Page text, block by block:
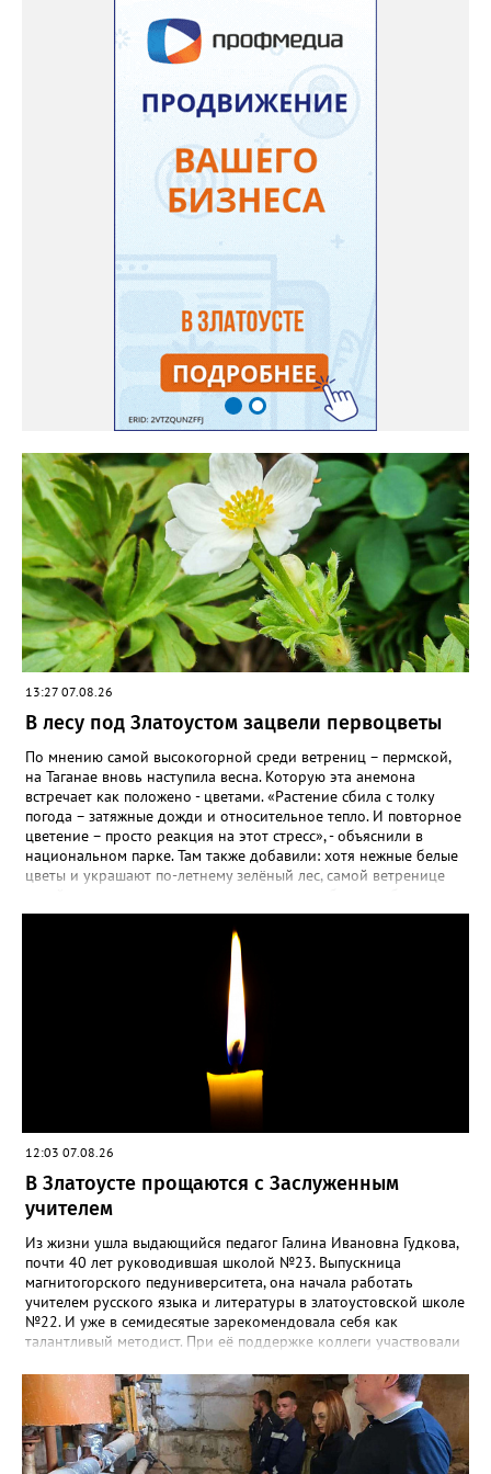
дома Екатерина Бойко. – Посадила вдоль забора, потому что
низины этот цветок не любит. Вот уже второй год растет и
радует меня. Соседи просят саженцы: аромат и до них
доносится. В конце лета собираю лаванду в пучки, сушу –
получаются букеты и саше одновременно. Лаванда широко
используется и в кулинарии». Семена, отметила собеседница
нашего портала, у неё были сорта «Вознесенская узколистная».
Только она хорошо зимует без укрытия. Всхожесть оказалась
на удивление хорошей: из пяти семян из каждой пачки четыре
взошли даже без стратификации. После покупки (по весне)
садовод советует сразу убрать семена в холодильник на два
месяца, а место посадки - мульчировать мелкой корой. Семена
самосевом в ней отлично прорастают. Если иногда срезать
сухие цветы и стряхивать семена вокруг куртины, лаванда
весной прорастет сама. Ещё один секрет – этот символ
Прованса не любит «вкусную» почву. Добавляйте в посадочную
яму гравий и песок – требуется хороший дренаж. В первый год
Екатерина рекомендует цветы убирать, чтобы силы куста
пошли на наращивание корневой системы. А со второго года
пусть лаванда цветёт во всю силу! Фото: Екатерина Бойко,
специально для «Златоуст.инфо». Обсуждение новости здесь
ВКОНТАКТЕ https://vk.com/newszlatoust74
13:27 07.08.26
В лесу под Златоустом зацвели первоцветы
По мнению самой высокогорной среди ветрениц – пермской,
на Таганае вновь наступила весна. Которую эта анемона
встречает как положено - цветами. «Растение сбила с толку
погода – затяжные дожди и относительное тепло. И повторное
цветение – просто реакция на этот стресс», - объяснили в
национальном парке. Там также добавили: хотя нежные белые
цветы и украшают по-летнему зелёный лес, самой ветренице
силы перед долгой зимовкой.
12:03 07.08.26
В Златоусте прощаются с Заслуженным
учителем
Из жизни ушла выдающийся педагог Галина Ивановна Гудкова,
почти 40 лет руководившая школой №23. Выпускница
магнитогорского педуниверситета, она начала работать
учителем русского языка и литературы в златоустовской школе
№22. И уже в семидесятые зарекомендовала себя как
талантливый методист. При её поддержке коллеги участвовали
«Благодаря её мудрому руководству в школе сформировался
сильный педагогический коллектив, объединённый общими
ценностями и любовью к своему делу. Для многих Галина
Ивановна навсегда останется не только талантливым
руководителем, но и настоящим Учителем с большой буквы», -